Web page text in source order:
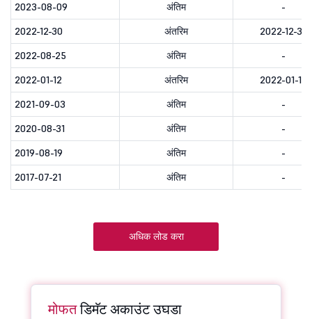
2023-08-09
अंतिम
-
2022-12-30
अंतरिम
2022-12-30
2022-08-25
अंतिम
-
2022-01-12
अंतरिम
2022-01-13
2021-09-03
अंतिम
-
2020-08-31
अंतिम
-
2019-08-19
अंतिम
-
2017-07-21
अंतिम -
अधिक लोड करा
मोफतडिमॅट अकाउंट उघडा